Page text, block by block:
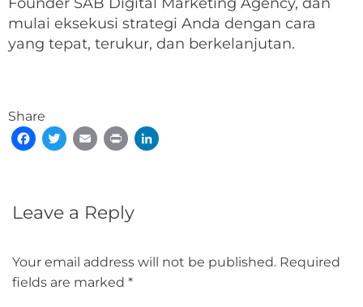
mulai eksekusi strategi Anda dengan cara
yang tepat, terukur, dan berkelanjutan.
Share
Facebook
TwitterEmail Print
Leave a Reply
Your email address will not be published. Required
fields are marked *